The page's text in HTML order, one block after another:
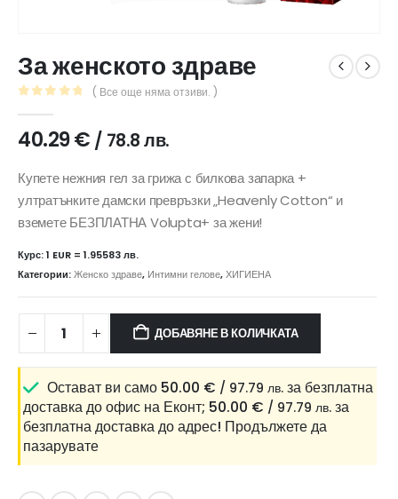
За женското здраве
( Все още няма отзиви. )
40.29€ / 78.8 лв.
Купете нежния гел за грижа с билкова запарка +
ултратънките дамски превръзки „Heavenly Cotton“ и
вземете БЕЗПЛАТНА Volupta+ за жени!
Курс: 1 EUR = 1.95583 лв.
Категории:Женско здраве, Интимни гелове,ХИГИЕНА
ДОБАВЯНЕ В КОЛИЧКАТА
Остават ви само 50.00 € / 97.79 лв. за безплатна
доставка до офис на Еконт; 50.00 € / 97.79 лв. за
безплатна доставка до адрес! Продължете да
пазарувате